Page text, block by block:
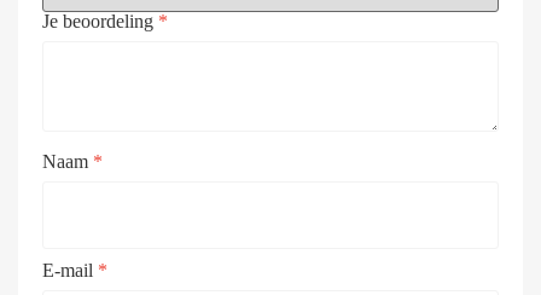
Je beoordeling *
Naam *
E-mail *